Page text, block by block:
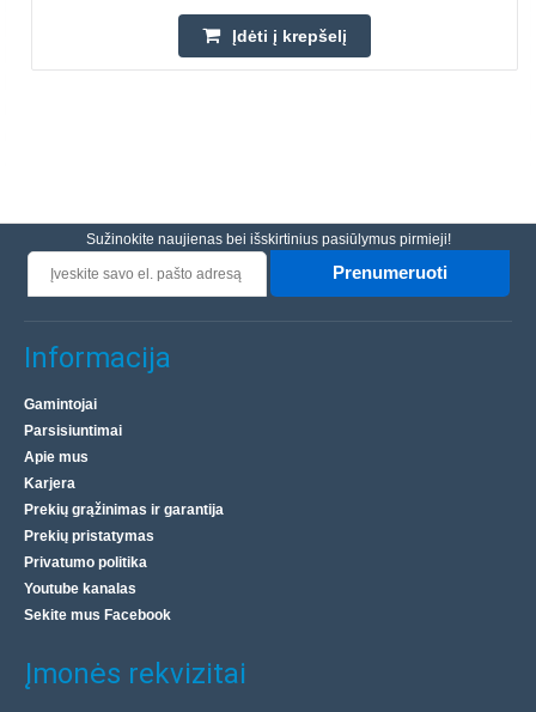
Įdėti į krepšelį
Sužinokite naujienas bei išskirtinius pasiūlymus pirmieji!
Prenumeruoti
Informacija
Gamintojai
Parsisiuntimai
Apie mus
Karjera
Prekių grąžinimas ir garantija
Prekių pristatymas
Privatumo politika
Youtube kanalas
Sekite mus Facebook
Įmonės rekvizitai